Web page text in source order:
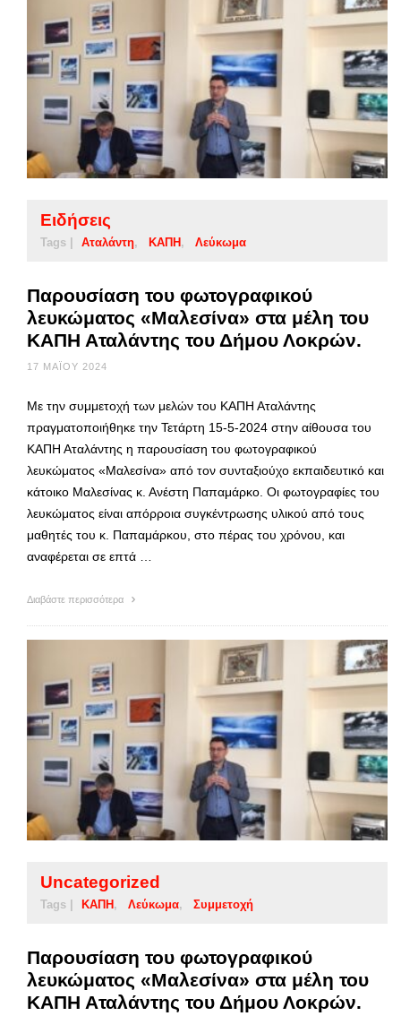
Ειδήσεις
Tags | Αταλάντη ΚΑΠΗ Λεύκωμα
Παρουσίαση του φωτογραφικού
λευκώματος «Μαλεσίνα» στα μέλη του
ΚΑΠΗ Αταλάντης του Δήμου Λοκρών.
17 ΜΑΪ́ΟΥ 2024
Με την συμμετοχή των μελών του ΚΑΠΗ Αταλάντης
πραγματοποιήθηκε την Τετάρτη 15-5-2024 στην αίθουσα του
ΚΑΠΗ Αταλάντης η παρουσίαση του φωτογραφικού
λευκώματος «Μαλεσίνα» από τον συνταξιούχο εκπαιδευτικό και
κάτοικο Μαλεσίνας κ. Ανέστη Παπαμάρκο. Οι φωτογραφίες του
λευκώματος είναι απόρροια συγκέντρωσης υλικού από τους
μαθητές του κ. Παπαμάρκου, στο πέρας του χρόνου, και
αναφέρεται σε επτά …
Διαβάστε περισσότερα
Uncategorized
Tags | ΚΑΠΗ Λεύκωμα Συμμετοχή
Παρουσίαση του φωτογραφικού
λευκώματος «Μαλεσίνα» στα μέλη του
ΚΑΠΗ Αταλάντης του Δήμου Λοκρών.